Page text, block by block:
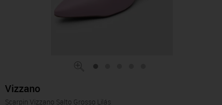
Vizzano
Scarpin Vizzano Salto Grosso Lilás